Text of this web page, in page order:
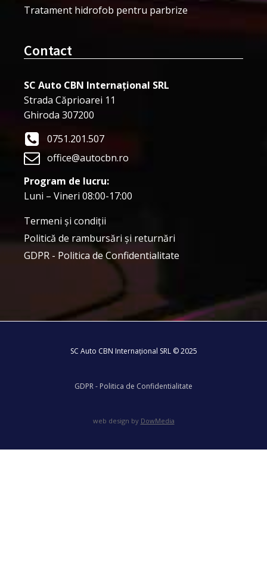
Tratament hidrofob pentru parbrize
Contact
SC Auto CBN Internațional SRL
Strada Căprioarei 11
Ghiroda 307200
0751.201.507
office@autocbn.ro
Program de lucru:
Luni – Vineri 08:00-17:00
Termeni şi condiţii
Politică de rambursări și returnări
GDPR - Politica de Confidentialitate
SC Auto CBN Internațional SRL © 2025
GDPR - Politica de Confidentialitate
web design by DowMedia